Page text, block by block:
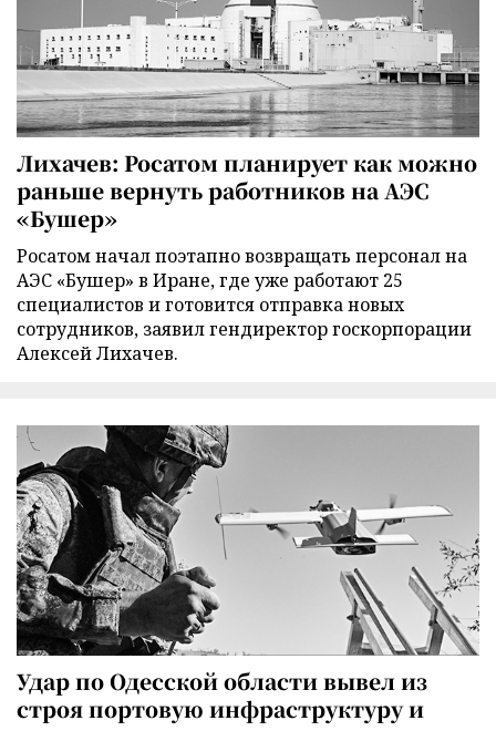
Лихачев: Росатом планирует как можно
раньше вернуть работников на АЭС
«Бушер»
Росатом начал поэтапно возвращать персонал на
АЭС «Бушер» в Иране, где уже работают 25
специалистов и готовится отправка новых
сотрудников, заявил гендиректор госкорпорации
Алексей Лихачев.
Удар по Одесской области вывел из
строя портовую инфраструктуру и